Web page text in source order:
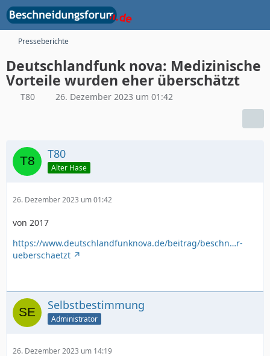
Presseberichte
Deutschlandfunk nova: Medizinische
Vorteile wurden eher überschätzt
T80 26. Dezember 2023 um 01:42
T80
Alter Hase
26. Dezember 2023 um 01:42
von 2017
https://www.deutschlandfunknova.de/beitrag/beschn…r-
ueberschaetzt
Selbstbestimmung
Administrator
26. Dezember 2023 um 14:19